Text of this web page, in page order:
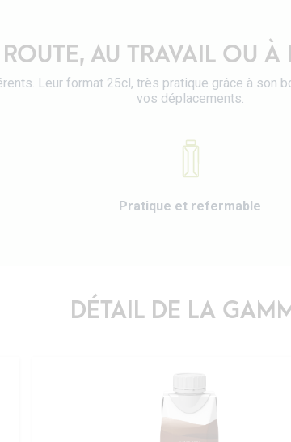
ROUTE, AU TRAVAIL OU
Leur format 25cl, très pratique grâce à son
vos déplacements.
Pratique et refermable
DÉTAIL DE LA